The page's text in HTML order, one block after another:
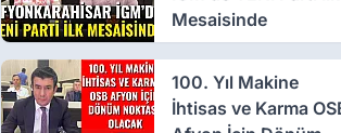
Mesaisinde
100. Yıl Makine
İhtisas ve Karma OSB